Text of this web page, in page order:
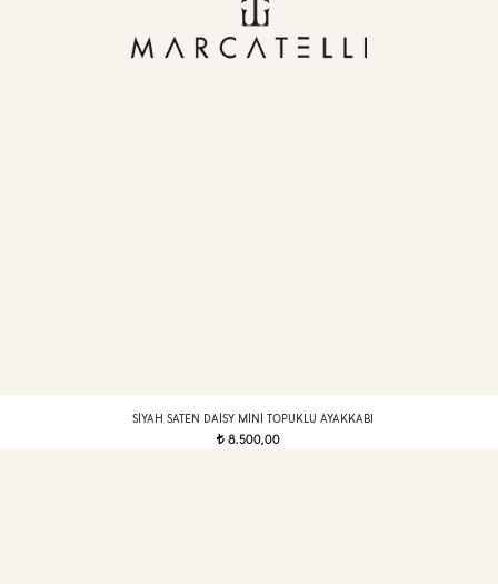
SIYAH SATEN DAISY MINI TOPUKLU AYAKKABI
t8.500,00